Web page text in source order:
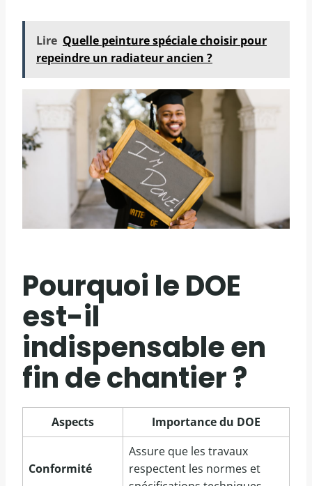
Lire Quelle peinture spéciale choisir pour
repeindre un radiateur ancien ?
Pourquoi le DOE
est-il
indispensable en
fin de chantier ?
Aspects Importance du DOE
Conformité
Assure que les travaux
respectent les normes et